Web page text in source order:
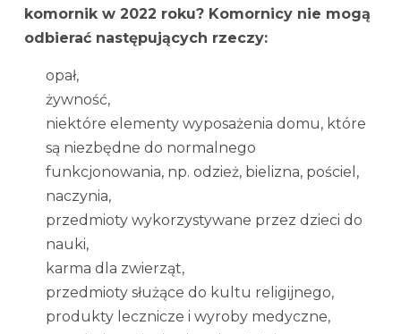
komornik w 2022 roku? Komornicy nie mogą
odbierać następujących rzeczy:
opał,
żywność,
niektóre elementy wyposażenia domu, które
są niezbędne do normalnego
funkcjonowania, np. odzież, bielizna, pościel,
naczynia,
przedmioty wykorzystywane przez dzieci do
nauki,
karma dla zwierząt,
przedmioty służące do kultu religijnego,
produkty lecznicze i wyroby medyczne,